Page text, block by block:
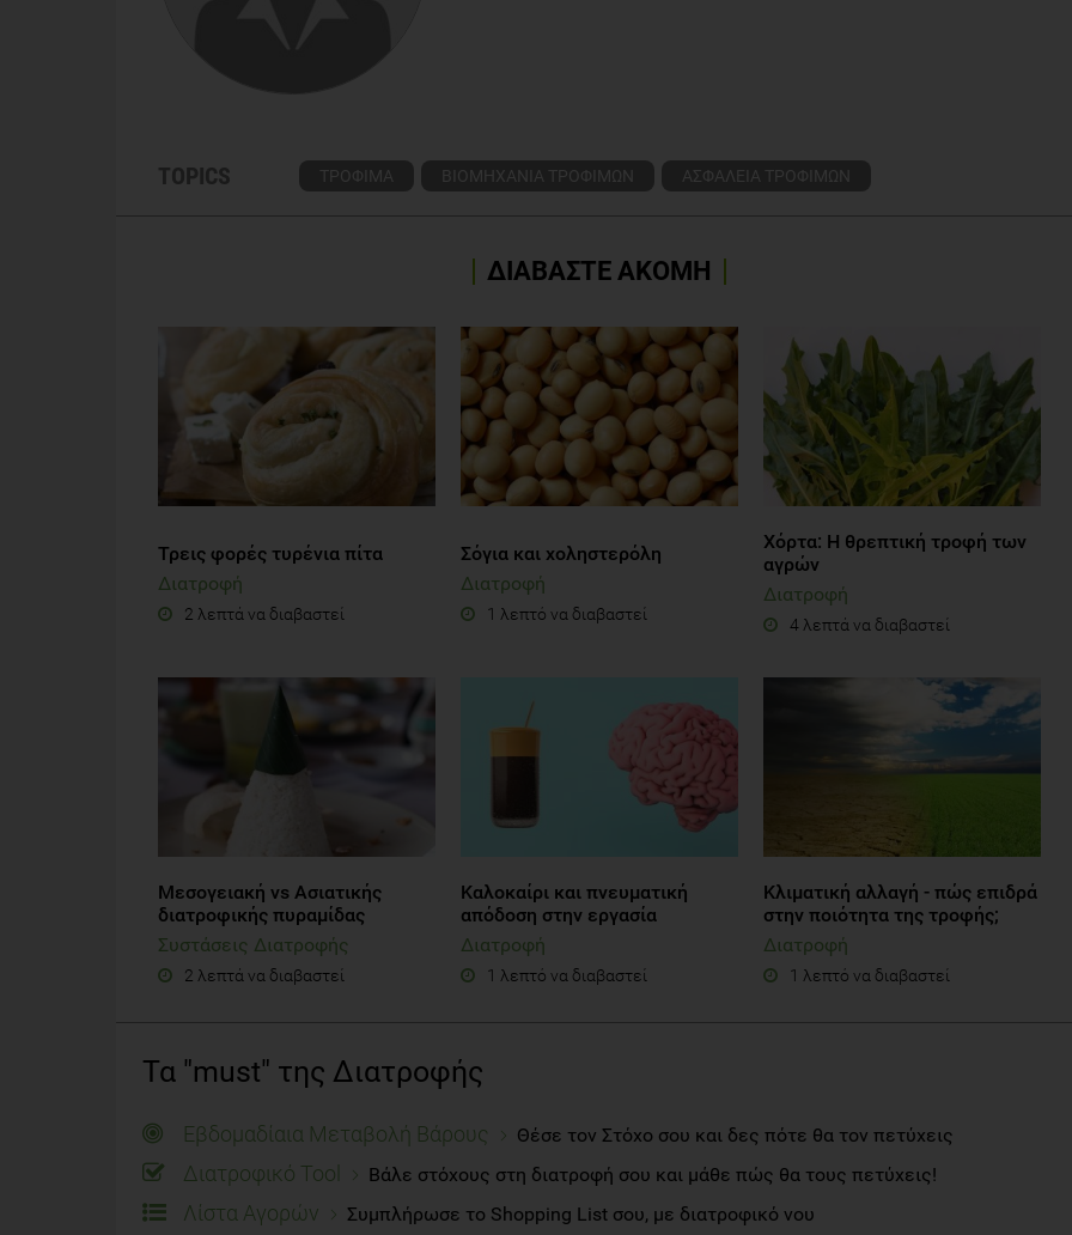
TOPICS ΤΡΟΦΙΜΑ ΒΙΟΜΗΧΑΝΙΑ ΤΡΟΦΙΜΩΝ ΑΣΦΑΛΕΙΑ ΤΡΟΦΙΜΩΝ
ΔΙΑΒΑΣΤΕ ΑΚΟΜΗ
Τρεις φορές τυρένια πίτα
Διατροφή
2 λεπτά να διαβαστεί
Σόγια και χοληστερόλη
Διατροφή
1 λεπτό να διαβαστεί
Χόρτα: Η θρεπτική τροφή των
αγρών
Διατροφή
4 λεπτά να διαβαστεί
Μεσογειακή vs Ασιατικής
διατροφικής πυραμίδας
Συστάσεις Διατροφής
2 λεπτά να διαβαστεί
Καλοκαίρι και πνευματική
απόδοση στην εργασία
Διατροφή
1 λεπτό να διαβαστεί
Κλιματική αλλαγή - πώς επιδρά
στην ποιότητα της τροφής;
Διατροφή
1 λεπτό να διαβαστεί
Τα "must" της Διατροφής
Εβδομαδίαια Μεταβολή Βάρους Θέσε τον Στόχο σου και δες πότε θα τον πετύχεις
Διατροφικό Tool Βάλε στόχους στη διατροφή σου και μάθε πώς θα τους πετύχεις!
Λίστα Αγορών Συμπλήρωσε το Shopping List σου, με διατροφικό νου